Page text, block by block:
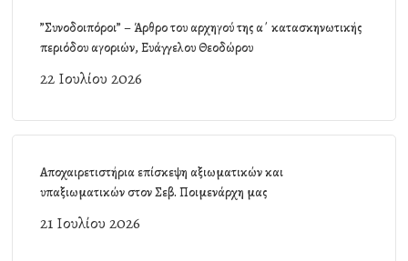
”Συνοδοιπόροι” – Άρθρο του αρχηγού της α΄ κατασκηνωτικής
περιόδου αγοριών, Ευάγγελου Θεοδώρου
22 Ιουλίου 2026
Αποχαιρετιστήρια επίσκεψη αξιωματικών και
υπαξιωματικών στον Σεβ. Ποιμενάρχη μας
21 Ιουλίου 2026